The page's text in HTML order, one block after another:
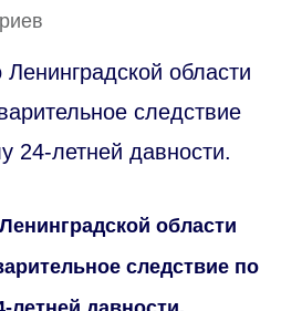
области
следствие
24-летней давности.
области
следствие по